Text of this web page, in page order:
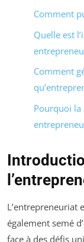
Comment
Quelle est
Comment
Pourquoi
L’entrepreneuriat
également semé
face à des défis